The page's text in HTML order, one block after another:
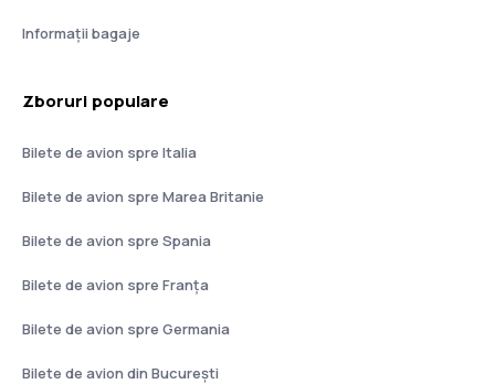
Informații bagaje
Zboruri populare
Bilete de avion spre Italia
Bilete de avion spre Marea Britanie
Bilete de avion spre Spania
Bilete de avion spre Franţa
Bilete de avion spre Germania
Bilete de avion din București